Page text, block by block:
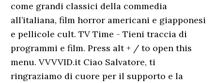
come grandi classici della commedia
all’italiana, film horror americani e giapponesi
e pellicole cult. TV Time - Tieni traccia di
programmi e film. Press alt + / to open this
menu. VVVVID.it Ciao Salvatore, ti
ringraziamo di cuore per il supporto e la